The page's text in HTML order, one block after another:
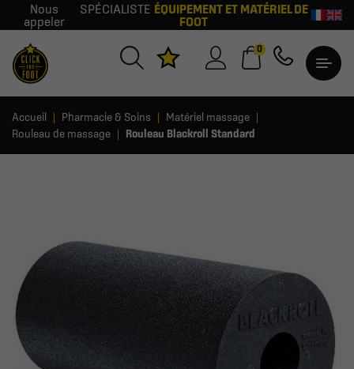
Nous
appeler
SPÉCIALISTE ÉQUIPEMENT ET MATÉRIEL DE
FOOT
0
Accueil Pharmacie & Soins
Matériel massage
Rouleau de massage
Rouleau Blackroll Standard